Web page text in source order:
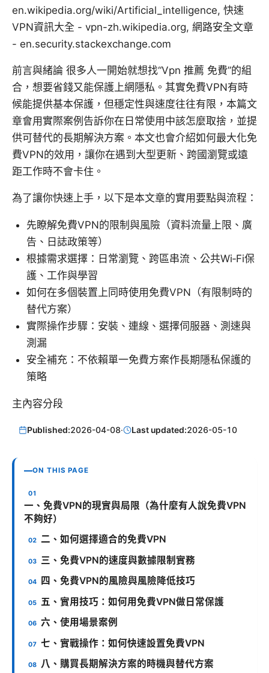
en.wikipedia.org/wiki/Artificial_intelligence, 快速
VPN資訊大全 - vpn-zh.wikipedia.org, 網路安全文章
- en.security.stackexchange.com
前言與緒論 很多人一開始就想找“Vpn 推薦 免費”的組
合，想要省錢又能保護上網隱私。其實免費VPN有時
候能提供基本保護，但穩定性與速度往往有限，本篇文
章會用實際案例告訴你在日常使用中該怎麼取捨，並提
供可替代的長期解決方案。本文也會介紹如何最大化免
費VPN的效用，讓你在遇到大型更新、跨國瀏覽或遠
距工作時不會卡住。
為了讓你快速上手，以下是本文章的實用要點與流程：
先瞭解免費VPN的限制與風險（資料流量上限、廣
告、日誌政策等）
根據需求選擇：日常瀏覽、跨區串流、公共Wi‑Fi保
護、工作與學習
如何在多個裝置上同時使用免費VPN（有限制時的
替代方案）
實際操作步驟：安裝、連線、選擇伺服器、測速與
測漏
安全補充：不依賴單一免費方案作長期隱私保護的
策略
主內容分段
Published:2026-04-08· Last updated:2026-05-10
ON THIS PAGE
一、免費VPN的現實與局限（為什麼有人說免費VPN
不夠好）
二、如何選擇適合的免費VPN
三、免費VPN的速度與數據限制實務
四、免費VPN的風險與風險降低技巧
五、實用技巧：如何用免費VPN做日常保護
六、使用場景案例
七、實戰操作：如何快速設置免費VPN
八、購買長期解決方案的時機與替代方案